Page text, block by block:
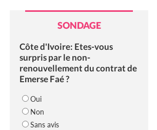
SONDAGE
Côte d'Ivoire: Etes-vous
surpris par le non-
renouvellement du contrat de
Emerse Faé ?
Oui
Non
Sans avis